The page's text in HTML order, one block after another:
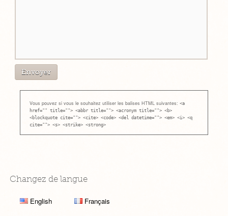
Vous pouvez si vous le souhaitez utiliser les balises HTML suivantes: <a
href="" title=""> <abbr title=""> <acronym title=""> <b>
<blockquote cite=""> <cite> <code> <del datetime=""> <em> <i> <q
cite=""> <s> <strike> <strong>
Changez de langue
English Français